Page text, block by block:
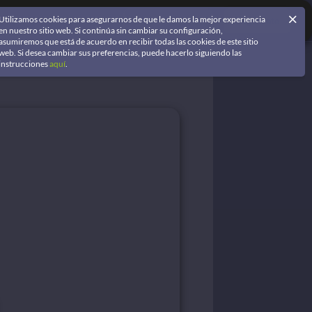
Iniciar Sesión Regístrate
cookies para asegurarnos de que le damos la mejor experiencia
nuestro sitio web. Si continúa sin cambiar su configuración,
que está de acuerdo en recibir todas las cookies de este sitio
Si desea cambiar sus preferencias, puede hacerlo siguiendo las
aquí.